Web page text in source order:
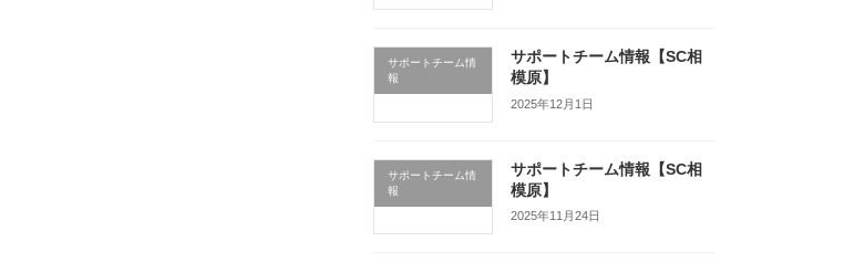
サポートチーム情
報
サポートチーム情報【SC相
模原】
2025年12月1日
サポートチーム情
報
サポートチーム情報【SC相
模原】
2025年11月24日